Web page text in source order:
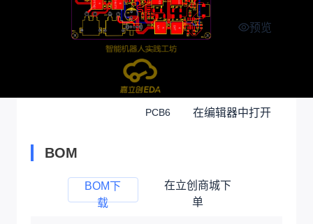
预览
PCB6 在编辑器中打开
BOM
BOM下
载
在立创商城下
单